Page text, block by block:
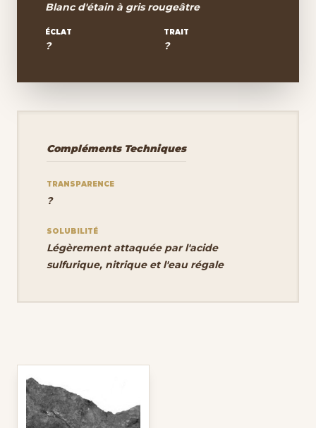
Blanc d'étain à gris rougeâtre
ÉCLAT
?
TRAIT
?
Compléments Techniques
TRANSPARENCE
?
SOLUBILITÉ
Légèrement attaquée par l'acide
sulfurique, nitrique et l'eau régale